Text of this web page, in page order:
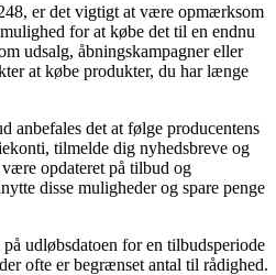
er det vigtigt at være opmærksom
for at købe det til en endnu
udsalg, åbningskampagner eller
at købe produkter, du har længe
anbefales det at følge producentens
tilmelde dig nyhedsbreve og
opdateret på tilbud og
disse muligheder og spare penge
udløbsdatoen for en tilbudsperiode
ofte er begrænset antal til rådighed.